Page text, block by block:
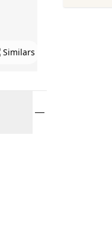
Similars